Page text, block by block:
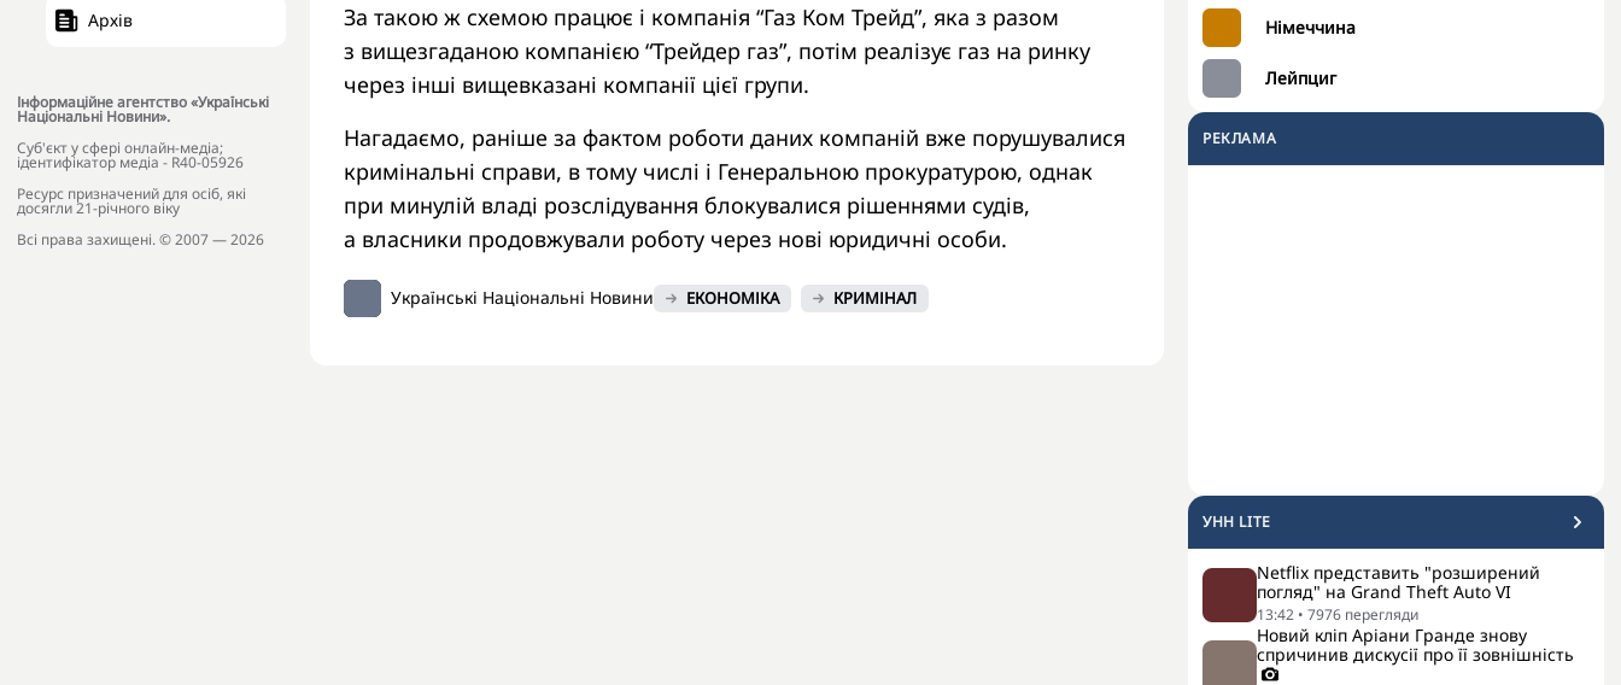
Архів
Інформаційне агентство «Українські
Національні Новини».
Cуб'єкт у сфері онлайн-медіа;
ідентифікатор медіа - R40-05926
Ресурс призначений для осіб, які
досягли 21-річного віку
Всі права захищені. © 2007 — 2026
Німеччина
Лейпциг
РЕКЛАМА
УНН LITE
Netflix представить "розширений
погляд" на Grand Theft Auto VI
13:42 • 7976 перегляди
Новий кліп Аріани Гранде знову
спричинив дискусії про її зовнішність
За такою ж схемою працює і компанія “Газ Ком Трейд”, яка з разом
з вищезгаданою компанією “Трейдер газ”, потім реалізує газ на ринку
через інші вищевказані компанії цієї групи.
Нагадаємо, раніше за фактом роботи даних компаній вже порушувалися
кримінальні справи, в тому числі і Генеральною прокуратурою, однак
при минулій владі розслідування блокувалися рішеннями судів,
а власники продовжували роботу через нові юридичні особи.
Українські Національні Новини ЕКОНОМІКА КРИМІНАЛ